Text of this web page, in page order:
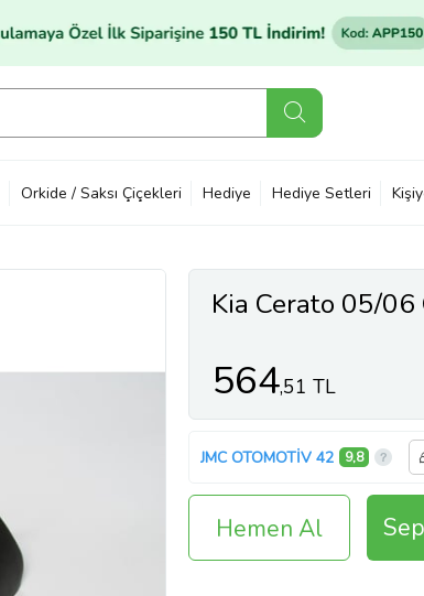
Orkide / Saksı Çiçekleri Hediye Hediye Setleri
Kia Cerato 05/06
564,51 TL
JMC OTOMOTİV 42 9,8
Hemen Al